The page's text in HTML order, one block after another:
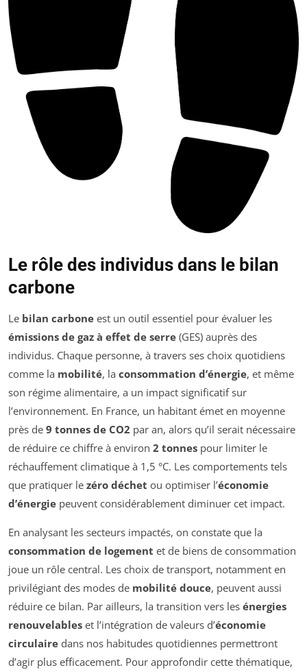
Le rôle des individus dans le bilan
carbone
Le bilan carbone est un outil essentiel pour évaluer les
émissions de gaz à effet de serre (GES) auprès des
individus. Chaque personne, à travers ses choix quotidiens
comme la mobilité, la consommation d’énergie, et même
son régime alimentaire, a un impact significatif sur
l’environnement. En France, un habitant émet en moyenne
près de 9 tonnes de CO2 par an, alors qu’il serait nécessaire
de réduire ce chiffre à environ 2 tonnes pour limiter le
réchauffement climatique à 1,5 °C. Les comportements tels
que pratiquer le zéro déchet ou optimiser l’économie
d’énergie peuvent considérablement diminuer cet impact.
En analysant les secteurs impactés, on constate que la
consommation de logement et de biens de consommation
joue un rôle central. Les choix de transport, notamment en
privilégiant des modes de mobilité douce, peuvent aussi
réduire ce bilan. Par ailleurs, la transition vers les énergies
renouvelables et l’intégration de valeurs d’économie
circulaire dans nos habitudes quotidiennes permettront
d’agir plus efficacement. Pour approfondir cette thématique,